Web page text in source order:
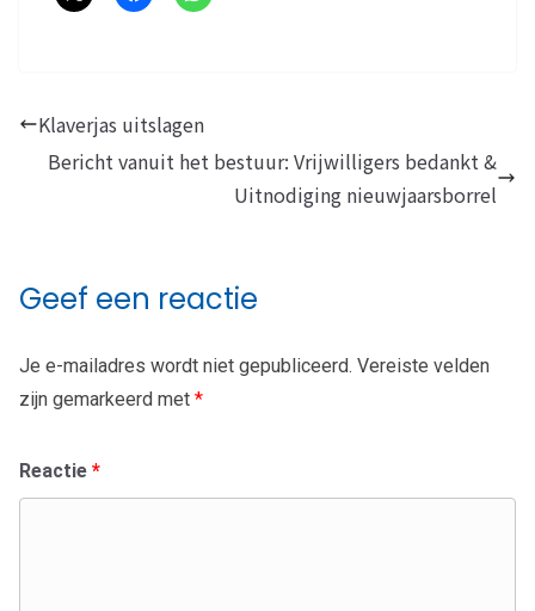
Klaverjas uitslagen
Bericht vanuit het bestuur: Vrijwilligers bedankt &
Uitnodiging nieuwjaarsborrel
Geef een reactie
Je e-mailadres wordt niet gepubliceerd. Vereiste velden
zijn gemarkeerd met *
Reactie *